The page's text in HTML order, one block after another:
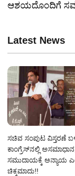
ಆಶಯದೊಂದಿಗೆ
Latest News
ಸಚಿವ ಸಂಪುಟ ವಿಸ್ತರಣೆ
ಕಾಂಗ್ರೆಸ್‌ನಲ್ಲಿ
ಸಮುದಾಯಕ್ಕೆ ಅನ್ಯಾಯ
ಚಿಕ್ಕಮಾದು!!